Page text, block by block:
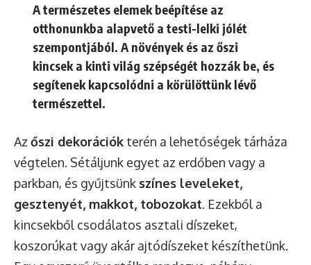
A természetes elemek beépítése az
otthonunkba alapvető a testi-lelki jólét
szempontjából. A növények és az őszi
kincsek a kinti világ szépségét hozzák be, és
segítenek kapcsolódni a körülöttünk lévő
természettel.
Az őszi dekorációk terén a lehetőségek tárháza
végtelen. Sétáljunk egyet az erdőben vagy a
parkban, és gyűjtsünk színes leveleket,
gesztenyét, makkot, tobozokat. Ezekből a
kincsekből csodálatos asztali díszeket,
koszorúkat vagy akár ajtódíszeket készíthetünk.